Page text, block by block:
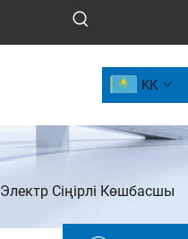
KK
Электр Сіңірлі Көшбасшы